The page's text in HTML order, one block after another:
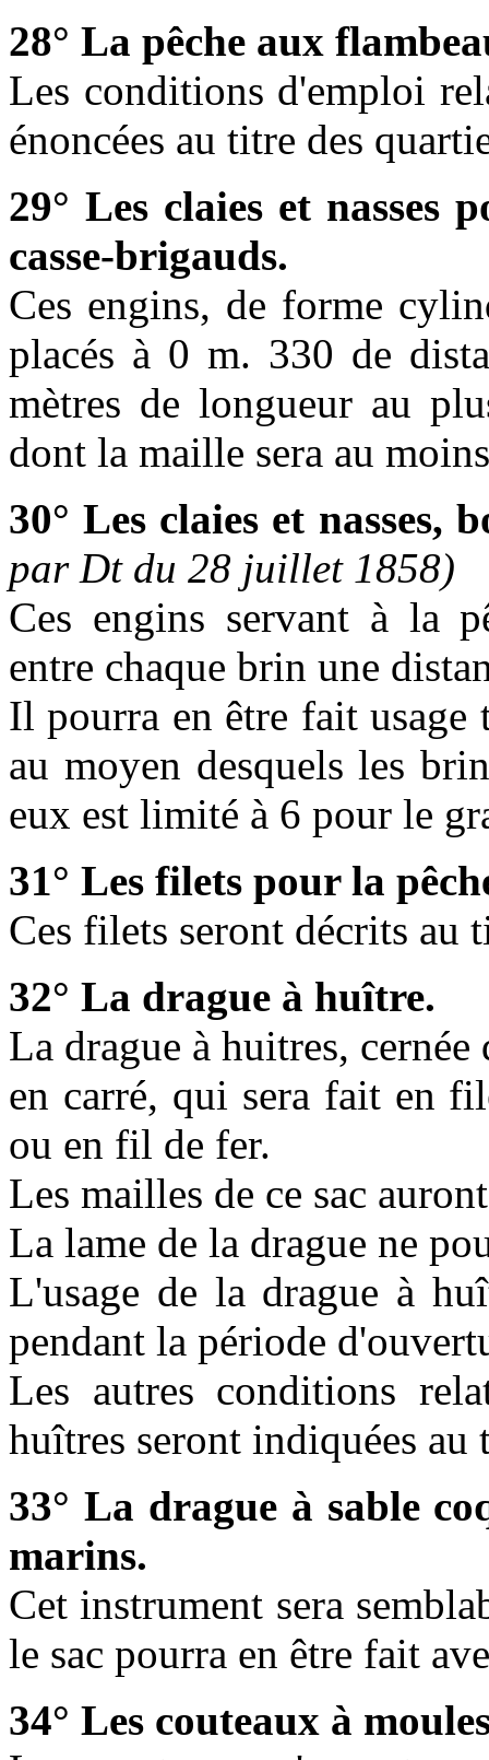
28° La pêche aux
Les conditions d'emploi
énoncées au titre des
29° Les claies et nasses
casse-brigauds.
Ces engins, de forme
placés à 0 m. 330 de
mètres de longueur au
dont la maille sera au
30° Les claies et nasses,
par Dt du 28 juillet 1858)
Ces engins servant à la
entre chaque brin une
Il pourra en être fait usage
au moyen desquels les
eux est limité à 6 pour le
31° Les filets pour la
Ces filets seront décrits au
32° La drague à huître.
La drague à huitres,
en carré, qui sera fait en
ou en fil de fer.
Les mailles de ce sac
La lame de la drague ne
L'usage de la drague à
pendant la période
Les autres conditions
huîtres seront indiquées
33° La drague à sable
marins.
Cet instrument sera
le sac pourra en être fait
34° Les couteaux à